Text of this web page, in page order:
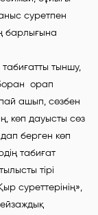
суретпен
барлығына
тыншу,
орап
ашып, сөзбен
көп дауысты сөз
берген көп
табиғат
тірі
суреттерінің»,